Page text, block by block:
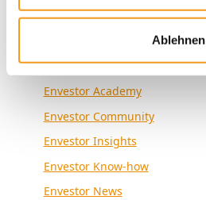
Ablehnen
Allgemein
Envestor Academy
Envestor Community
Envestor Insights
Envestor Know-how
Envestor News